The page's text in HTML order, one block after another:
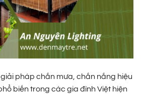
giải pháp chắn mưa, chắn nắng hiệu
biến trong các gia đình Việt hiện